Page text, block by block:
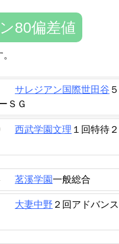
80偏差値
サレジアン国際世田谷 ５
ＳＧ
西武学園文理 １回特待２
茗溪学園一般総合
大妻中野 ２回アドバンス